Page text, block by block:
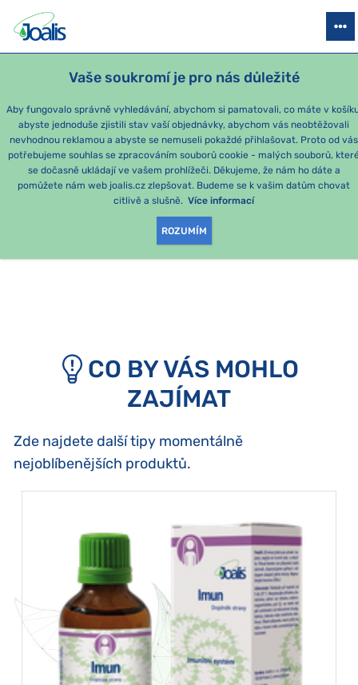
Vaše soukromí je pro nás důležité
Aby fungovalo správně vyhledávání, abychom si pamatovali, co máte v
abyste jednoduše zjistili stav vaší objednávky, abychom vás neobtěžovali
nevhodnou reklamou a abyste se nemuseli pokaždé přihlašovat. Proto od vás
potřebujeme souhlas se zpracováním souborů cookie - malých souborů,
se dočasně ukládají ve vašem prohlížeči. Děkujeme, že nám ho dáte a
pomůžete nám web joalis.cz zlepšovat. Budeme se k vašim datům chovat
citlivě a slušně. Více informací
ROZUMÍM
PRODUKTY PODLE OBTÍŽÍ SEZÓNNÍ BALÍČKY PRO DĚTI
OMLOUVÁME SE, ALE
TATO STRÁNKA
NEEXISTUJE.
CO BY VÁS MOHLO
ZAJÍMAT
Zde najdete další tipy momentálně
nejoblíbenějších produktů.